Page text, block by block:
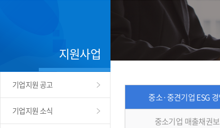
지원사업
기업지원 공고
기업지원 소식
중소·중견기업 ESG
중소기업 매출채권